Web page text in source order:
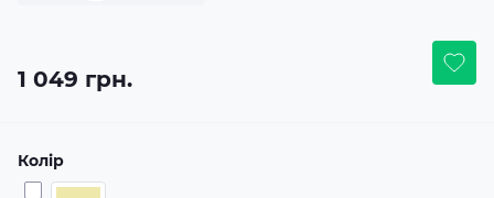
1 049 грн.
Колір